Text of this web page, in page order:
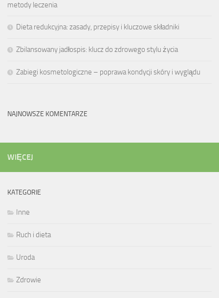
metody leczenia
Dieta redukcyjna: zasady, przepisy i kluczowe składniki
Zbilansowany jadłospis: klucz do zdrowego stylu życia
Zabiegi kosmetologiczne – poprawa kondycji skóry i wyglądu
NAJNOWSZE KOMENTARZE
WIĘCEJ
KATEGORIE
Inne
Ruch i dieta
Uroda
Zdrowie